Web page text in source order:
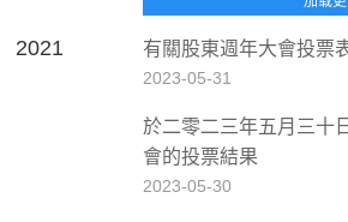
2021 有關股東週年大會投票
2023-05-31
於二零二三年五月三十
會的投票結果
2023-05-30